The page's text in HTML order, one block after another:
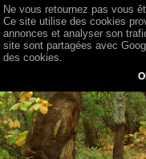
Ne vous retournez pas vous
Ce site utilise des cookies
annonces et analyser son
site sont partagées avec
des cookies.